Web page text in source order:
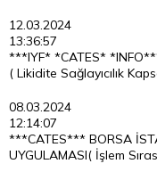
12.03.2024
13:36:57
***IYF* *CATES* *INFO***
( Likidite Sağlayıcılık
08.03.2024
12:14:07
***CATES*** BORSA
UYGULAMASI( İşlem